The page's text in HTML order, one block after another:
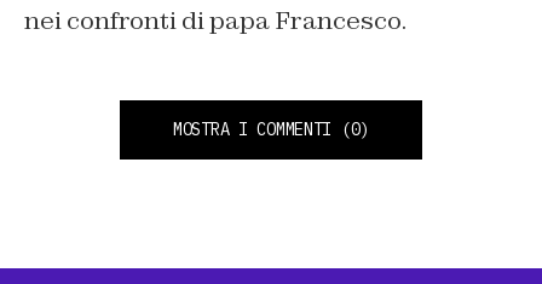
nei confronti di papa Francesco.
MOSTRA I COMMENTI (0)